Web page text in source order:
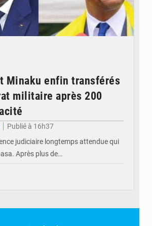
Minaku enfin transférés
militaire après 200
Publié à 16h37
judiciaire longtemps attendue qui
Après plus de…